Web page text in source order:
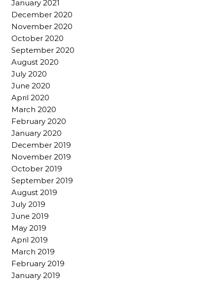
January 2021
December 2020
November 2020
October 2020
September 2020
August 2020
July 2020
June 2020
April 2020
March 2020
February 2020
January 2020
December 2019
November 2019
October 2019
September 2019
August 2019
July 2019
June 2019
May 2019
April 2019
March 2019
February 2019
January 2019